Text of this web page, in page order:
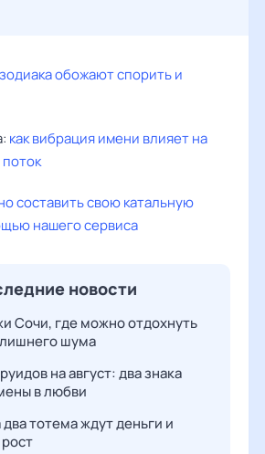
обожают спорить и
как вибрация имени влияет на
составить свою катальную
нашего сервиса
новости
Сочи, где можно отдохнуть
шума
на август: два знака
в любви
два тотема ждут деньги и